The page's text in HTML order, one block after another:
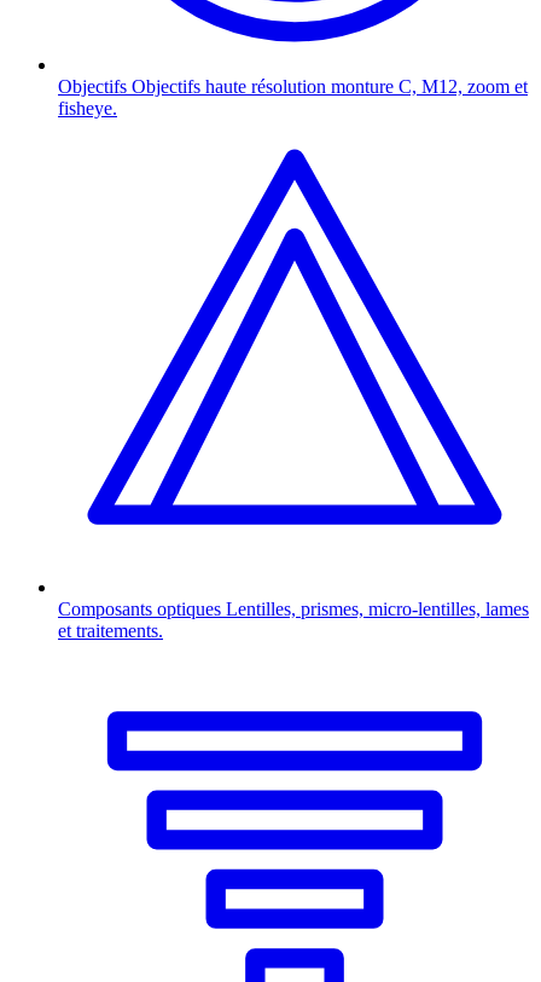
Objectifs Objectifs haute résolution monture C, M12, zoom et
fisheye.
Composants optiques Lentilles, prismes, micro-lentilles, lames
et traitements.